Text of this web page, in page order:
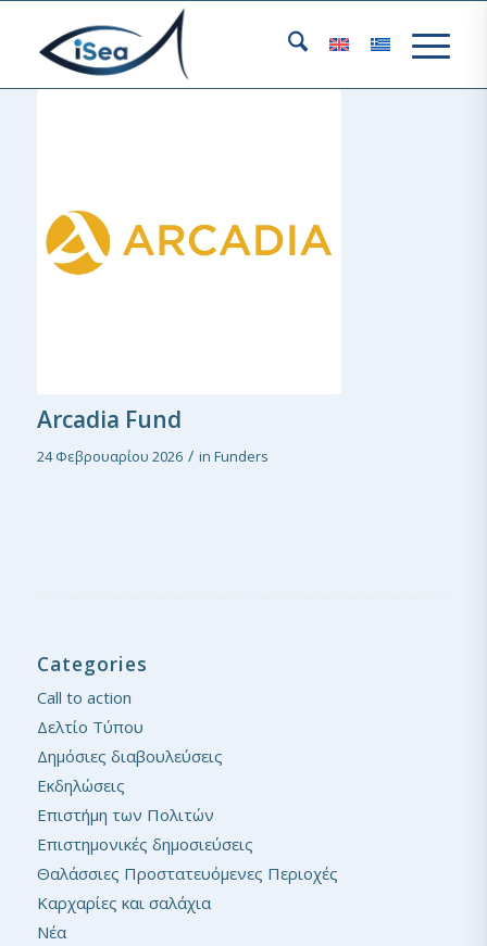
Arcadia Fund
24 Φεβρουαρίου 2026 / in Funders
Categories
Call to action
Δελτίο Τύπου
Δημόσιες διαβουλεύσεις
Εκδηλώσεις
Επιστήμη των Πολιτών
Επιστημονικές δημοσιεύσεις
Θαλάσσιες Προστατευόμενες Περιοχές
Καρχαρίες και σαλάχια
Νέα